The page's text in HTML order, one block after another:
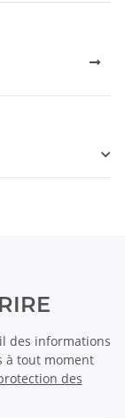
des informations
à tout moment
des